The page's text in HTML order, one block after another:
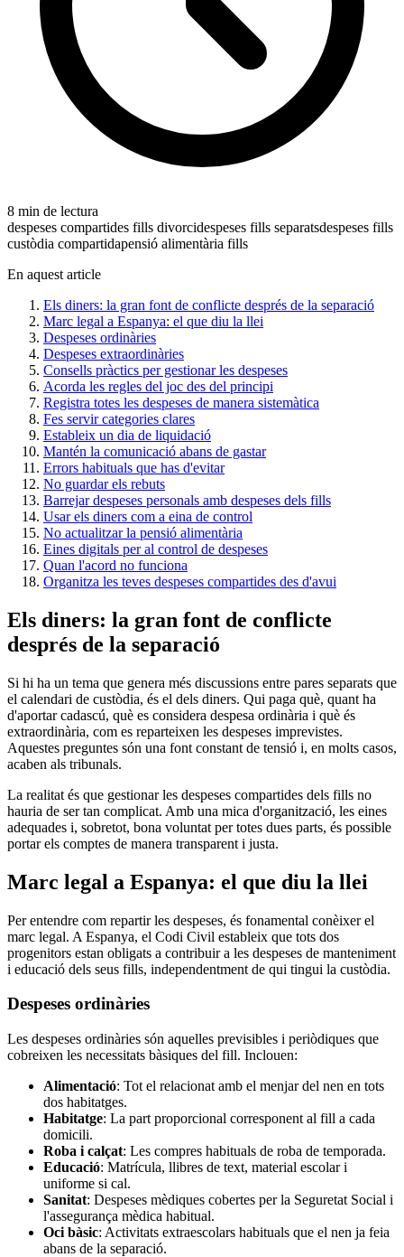
8 min de lectura
despeses compartides fills divorcidespeses fills separatsdespeses fills
custòdia compartidapensió alimentària fills
En aquest article
Els diners: la gran font de conflicte després de la separació
Marc legal a Espanya: el que diu la llei
Despeses ordinàries
Despeses extraordinàries
Consells pràctics per gestionar les despeses
Acorda les regles del joc des del principi
Registra totes les despeses de manera sistemàtica
Fes servir categories clares
Estableix un dia de liquidació
Mantén la comunicació abans de gastar
Errors habituals que has d'evitar
No guardar els rebuts
Barrejar despeses personals amb despeses dels fills
Usar els diners com a eina de control
No actualitzar la pensió alimentària
Eines digitals per al control de despeses
Quan l'acord no funciona
Organitza les teves despeses compartides des d'avui
Els diners: la gran font de conflicte
després de la separació
Si hi ha un tema que genera més discussions entre pares separats que
el calendari de custòdia, és el dels diners. Qui paga què, quant ha
d'aportar cadascú, què es considera despesa ordinària i què és
extraordinària, com es reparteixen les despeses imprevistes.
Aquestes preguntes són una font constant de tensió i, en molts casos,
acaben als tribunals.
La realitat és que gestionar les despeses compartides dels fills no
hauria de ser tan complicat. Amb una mica d'organització, les eines
adequades i, sobretot, bona voluntat per totes dues parts, és possible
portar els comptes de manera transparent i justa.
Marc legal a Espanya: el que diu la llei
Per entendre com repartir les despeses, és fonamental conèixer el
marc legal. A Espanya, el Codi Civil estableix que tots dos
progenitors estan obligats a contribuir a les despeses de manteniment
i educació dels seus fills, independentment de qui tingui la custòdia.
Despeses ordinàries
Les despeses ordinàries són aquelles previsibles i periòdiques que
cobreixen les necessitats bàsiques del fill. Inclouen:
Alimentació: Tot el relacionat amb el menjar del nen en tots
dos habitatges.
Habitatge: La part proporcional corresponent al fill a cada
domicili.
Roba i calçat: Les compres habituals de roba de temporada.
Educació: Matrícula, llibres de text, material escolar i
uniforme si cal.
Sanitat: Despeses mèdiques cobertes per la Seguretat Social i
l'assegurança mèdica habitual.
Oci bàsic: Activitats extraescolars habituals que el nen ja feia
abans de la separació.